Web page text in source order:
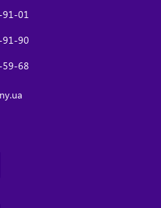
91-01
91-90
59-68